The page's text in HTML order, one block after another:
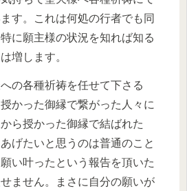
す。これは何処の行者でも同
に願主様の状況を知れば知る
増します。
の各種祈祷を任せて下さる
かった御縁で繋がった人々に
ら授かった御縁で結ばれた
げたいと思うのは普通のこと
い叶ったという報告を頂いた
ません。まさに自分の願いが